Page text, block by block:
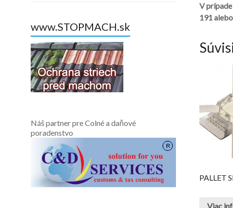
V
191
PALLET
Viac
www.STOPMACH.sk
Náš partner pre Colné a daňové
poradenstvo